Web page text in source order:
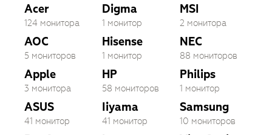
Acer
124 монитора
AOC
5 мониторов
Apple
3 монитора
ASUS
41 монитор
Digma
1 монитор
Hisense
1 монитор
HP
58 мониторов
Iiyama
41 монитор
MSI
2 монитора
NEC
88 мониторов
Philips
1 монитор
Samsung
10 мониторов